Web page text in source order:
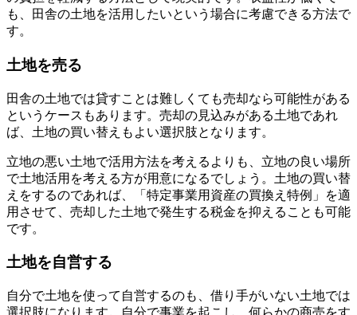
も、田舎の土地を活用したいという場合に考慮できる方法で
す。
土地を売る
田舎の土地では貸すことは難しくても売却なら可能性がある
というケースもあります。売却の見込みがある土地であれ
ば、土地の買い替えもよい選択肢となります。
立地の悪い土地で活用方法を考えるよりも、立地の良い場所
で土地活用を考える方が用意になるでしょう。土地の買い替
えをするのであれば、「特定事業用資産の買換え特例」を適
用させて、売却した土地で発生する税金を抑えることも可能
です。
土地を自営する
自分で土地を使って自営するのも、借り手がいない土地では
選択肢になります。自分で事業を起こし、何らかの商売をす